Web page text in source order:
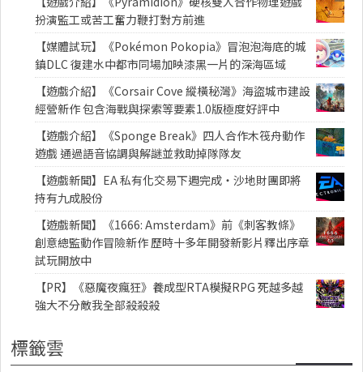
扮演監工或苦工奮力鞭打對方前進
【媒體試玩】《Pokémon Pokopia》冒泡泡海底的城
鎮DLC 復建水中都市同場加映漆黑一片的深海區域
【遊戲介紹】《Corsair Cove 縱橫秘灣》海盜城市建設
經營新作 包含海戰與探索等要素1.0版極度好評中
【遊戲介紹】《Sponge Break》四人合作木筏舟動作
遊戲 通過語音協調與解謎並救助掉隊隊友
【遊戲新聞】EA 私有化交易下週完成・沙地財團即將
持有九成股份
【遊戲新聞】《1666: Amsterdam》前《刺客教條》
創意總監動作冒險新作 歷時十多年開發新影片釋出序章
試玩開放中
【PR】《惡魔夜瘋狂》養成型RTA模擬RPG 死越多越
強大不分敵我全部殺殺殺
標籤雲